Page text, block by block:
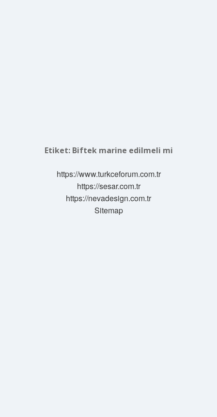
Etiket: Biftek marine edilmeli mi
https://www.turkceforum.com.tr
https://sesar.com.tr
https://nevadesign.com.tr
Sitemap